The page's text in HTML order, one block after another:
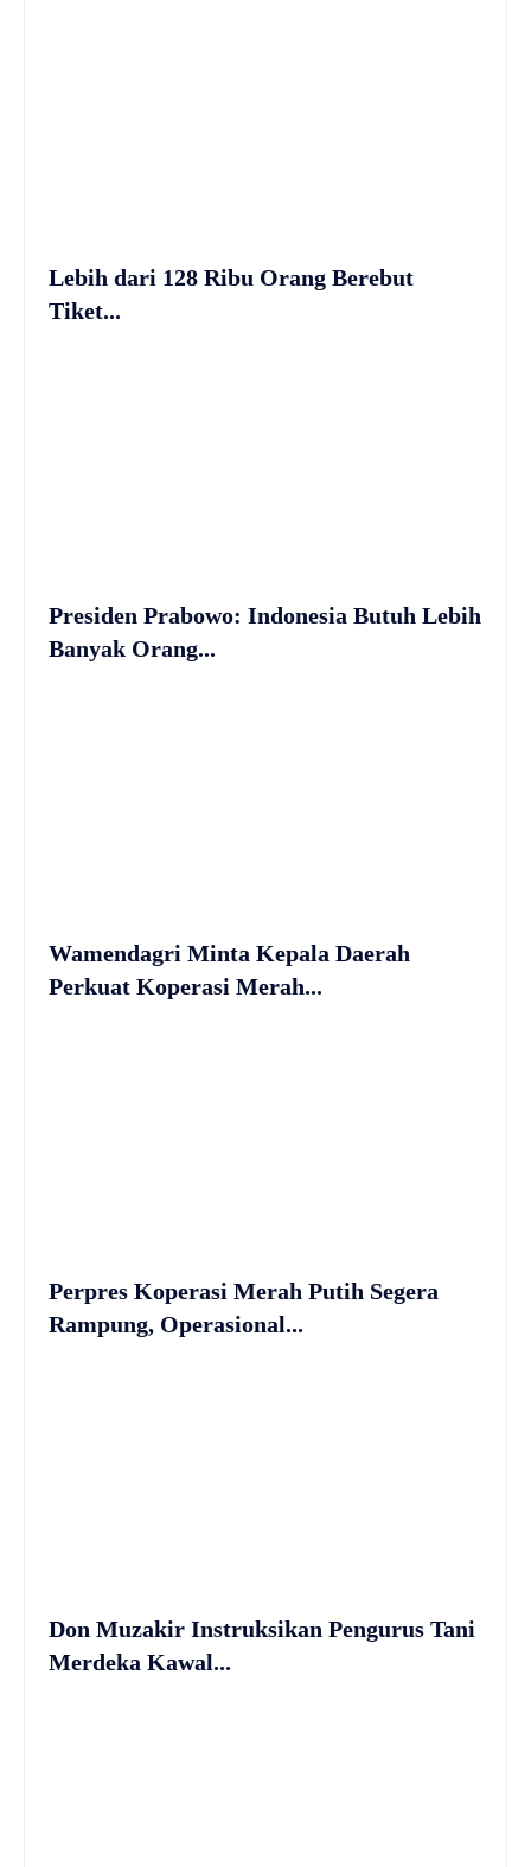
Lebih dari 128 Ribu Orang Berebut
Tiket...
Presiden Prabowo: Indonesia Butuh Lebih
Banyak Orang...
Wamendagri Minta Kepala Daerah
Perkuat Koperasi Merah...
Perpres Koperasi Merah Putih Segera
Rampung, Operasional...
Don Muzakir Instruksikan Pengurus Tani
Merdeka Kawal...